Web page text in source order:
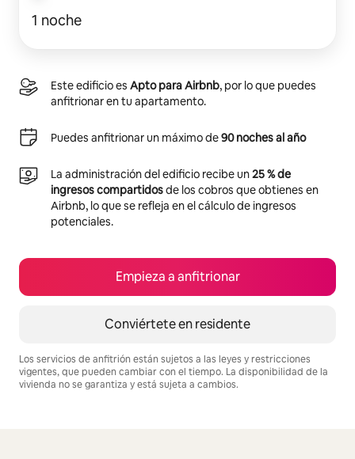
1 noche
Este edificio es Apto para Airbnb, por lo que puedes
anfitrionar en tu apartamento.
Puedes anfitrionar un máximo de90 noches al año
La administración del edificio recibe un25 % de
ingresos compartidosde los cobros que obtienes en
Airbnb, lo que se refleja en el cálculo de ingresos
potenciales.
Empieza a anfitrionar
Conviértete en residente
Los servicios de anfitrión están sujetos a las leyes y restricciones
vigentes, que pueden cambiar con el tiempo. La disponibilidad de la
vivienda no se garantiza y está sujeta a cambios.